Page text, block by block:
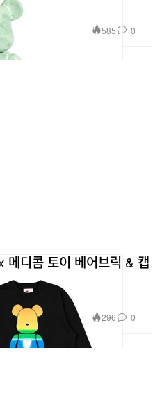
585 0
메디콤 토이 베어브릭 & 캡
296 0